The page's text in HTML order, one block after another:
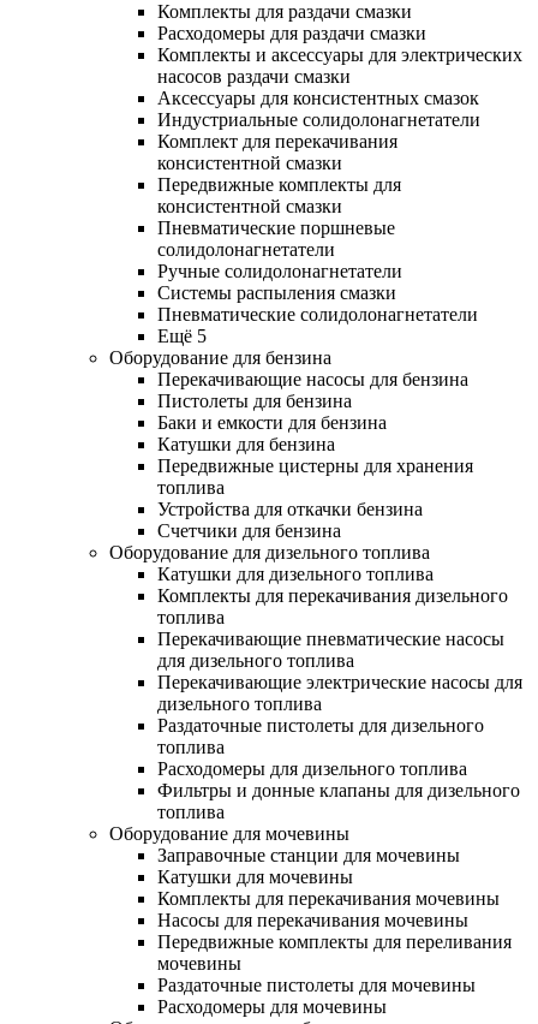
Комплекты для раздачи смазки
Расходомеры для раздачи смазки
Комплекты и аксессуары для электрических
насосов раздачи смазки
Аксессуары для консистентных смазок
Индустриальные солидолонагнетатели
Комплект для перекачивания
консистентной смазки
Передвижные комплекты для
консистентной смазки
Пневматические поршневые
солидолонагнетатели
Ручные солидолонагнетатели
Системы распыления смазки
Пневматические солидолонагнетатели
Ещё 5
Оборудование для бензина
Перекачивающие насосы для бензина
Пистолеты для бензина
Баки и емкости для бензина
Катушки для бензина
Передвижные цистерны для хранения
топлива
Устройства для откачки бензина
Счетчики для бензина
Оборудование для дизельного топлива
Катушки для дизельного топлива
Комплекты для перекачивания дизельного
топлива
Перекачивающие пневматические насосы
для дизельного топлива
Перекачивающие электрические насосы для
дизельного топлива
Раздаточные пистолеты для дизельного
топлива
Расходомеры для дизельного топлива
Фильтры и донные клапаны для дизельного
топлива
Оборудование для мочевины
Заправочные станции для мочевины
Катушки для мочевины
Комплекты для перекачивания мочевины
Насосы для перекачивания мочевины
Передвижные комплекты для переливания
мочевины
Раздаточные пистолеты для мочевины
Расходомеры для мочевины